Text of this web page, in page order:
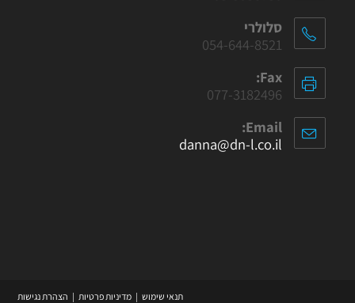
סלולרי
054-644-8521
Fax:
077-3182496
Email:
danna@dn-l.co.il
תנאי שימוש מדיניות פרטיות הצהרת נגישות